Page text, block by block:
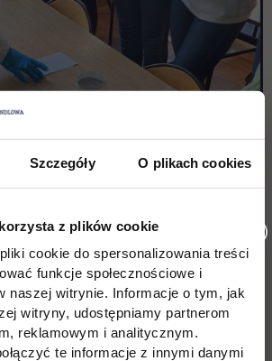
Szczegóły O plikach cookies
z plików cookie
cookie do spersonalizowania treści
funkcje społecznościowe i
naszej witrynie. Informacje o tym, jak
witryny, udostępniamy partnerom
reklamowym i analitycznym.
te informacje z innymi danymi